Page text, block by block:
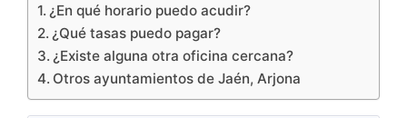
¿En qué horario puedo acudir?
¿Qué tasas puedo pagar?
¿Existe alguna otra oficina cercana?
Otros ayuntamientos de Jaén, Arjona